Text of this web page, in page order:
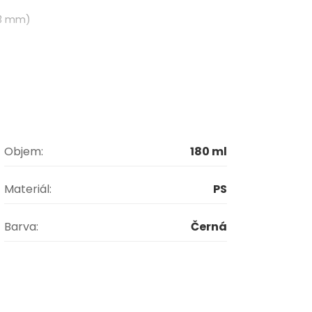
mm)
Objem: 180 ml
Materiál: PS
Barva: Černá